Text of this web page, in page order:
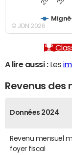
© JDN 2026
A lire aussi :Les
Revenus des
Données 2024
Revenu mensuel
foyer fiscal